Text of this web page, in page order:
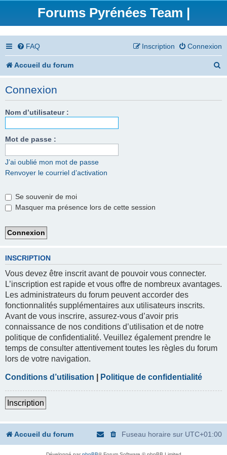
Forums Pyrénées Team |
FAQ Connexion
Inscription
Accueil du forum
Connexion
Nom d’utilisateur :
Mot de passe :
J’ai oublié mon mot de passe
Renvoyer le courriel d’activation
Se souvenir de moi
Masquer ma présence lors de cette session
INSCRIPTION
Vous devez être inscrit avant de pouvoir vous connecter.
L’inscription est rapide et vous offre de nombreux avantages.
Les administrateurs du forum peuvent accorder des
fonctionnalités supplémentaires aux utilisateurs inscrits.
Avant de vous inscrire, assurez-vous d’avoir pris
connaissance de nos conditions d’utilisation et de notre
politique de confidentialité. Veuillez également prendre le
temps de consulter attentivement toutes les règles du forum
lors de votre navigation.
Conditions d’utilisation Politique de confidentialité
Inscription
Accueil du forum Fuseau horaire sur UTC+01:00